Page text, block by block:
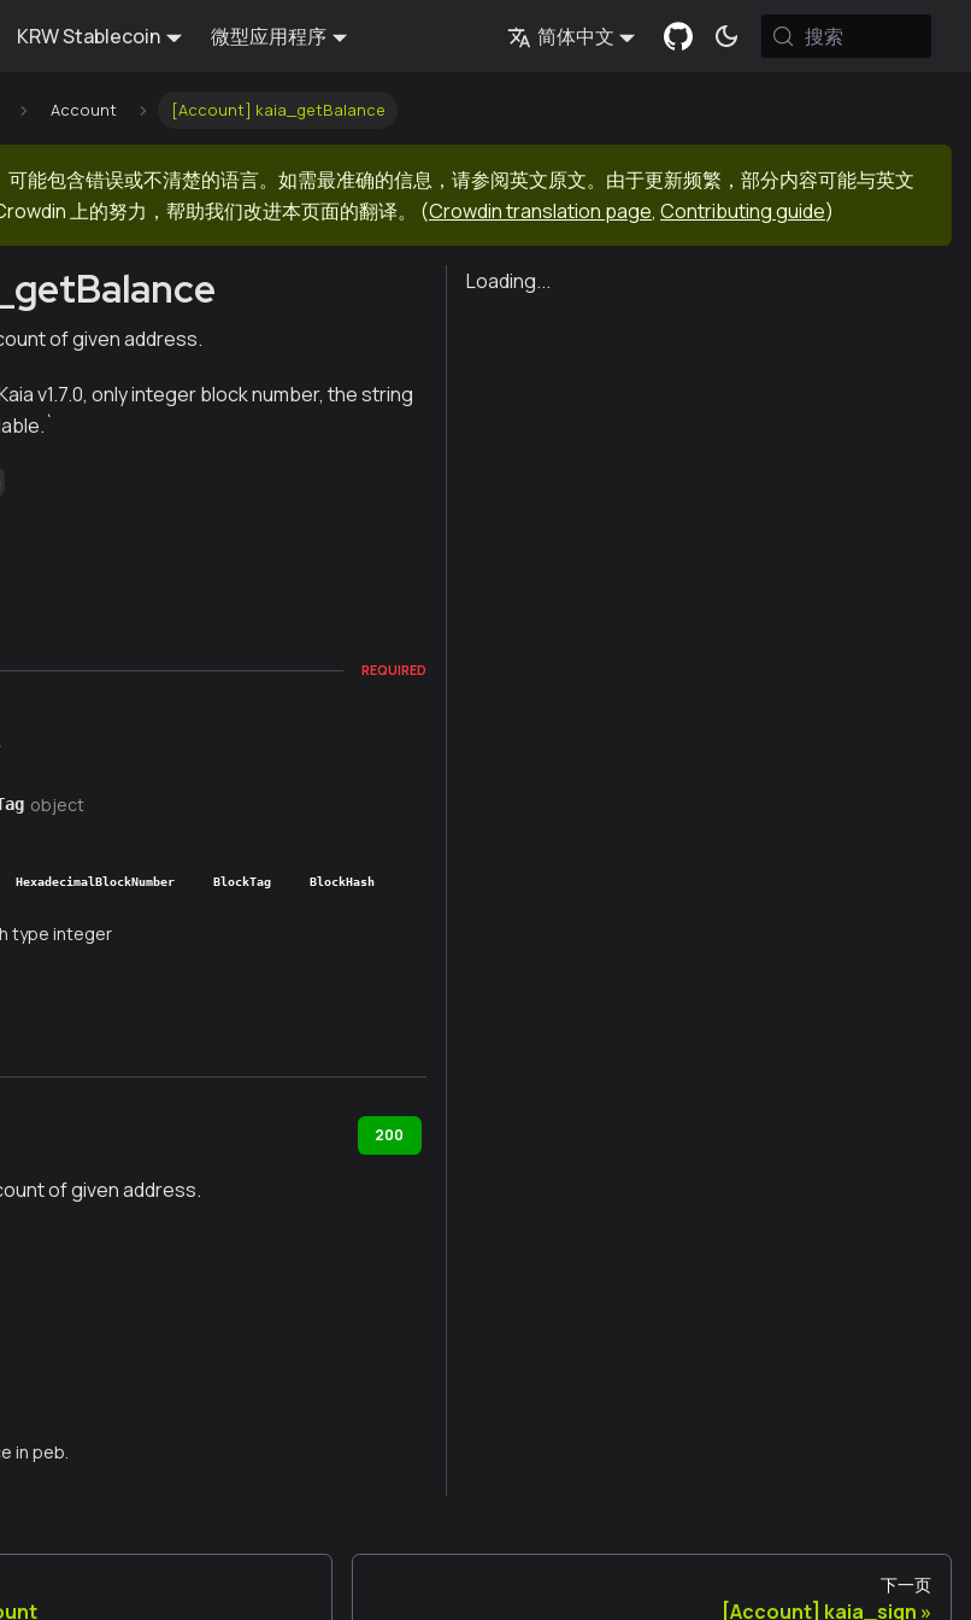
KRW Stablecoin 微型应用程序 简体中文 搜索
Account [Account] kaia_getBalance
能包含错误或不清楚的语言。如需最准确的信息，请参阅英文原文。由于更新频繁，部分内容可能与英文
上的努力，帮助我们改进本页面的翻译。
(Crowdin translation page, Contributing guide)
of given address.
v1.7.0, only integer block number, the string
`
REQUIRED
object
HexadecimalBlockNumber BlockTag BlockHash
type integer
200
of given address.
in peb.
Loading...
下一页
[Account] kaia_sign